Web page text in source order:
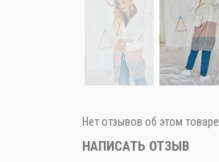
Нет отзывов об этом товаре.
НАПИСАТЬ ОТЗЫВ